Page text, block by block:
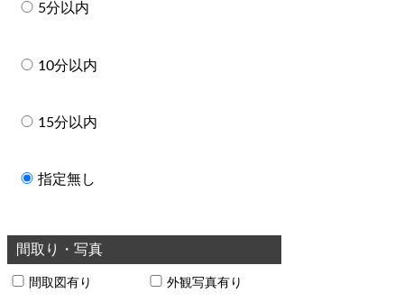
5分以内
10分以内
15分以内
指定無し
間取り・写真
間取図有り 外観写真有り